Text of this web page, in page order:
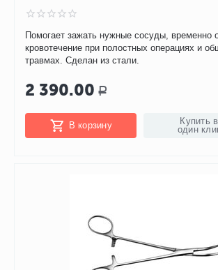
Помогает зажать нужные сосуды, временно
кровотечение при полостных операциях и
травмах. Сделан из стали.
2 390.00 Р
В корзину
Купить в
один